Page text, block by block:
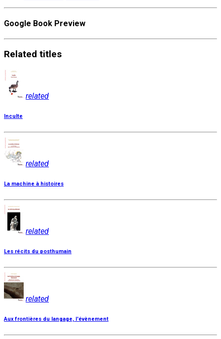
Google Book Preview
Related titles
related
Inculte
related
La machine à histoires
related
Les récits du posthumain
related
Aux frontières du langage, l'évènement